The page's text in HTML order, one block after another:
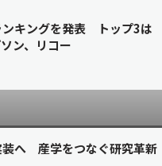
ンキングを発表 トップ3は
ン、リコー
装へ 産学をつなぐ研究革新